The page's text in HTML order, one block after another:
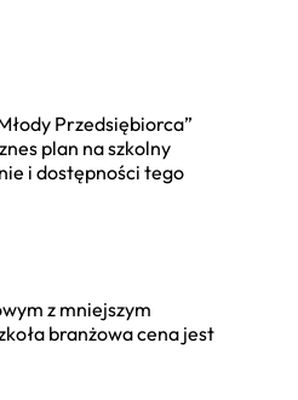
Przedsiębiorca”
plan na szkolny
i dostępności tego
z mniejszym
branżowa cena jest